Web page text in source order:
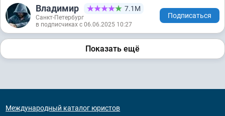
Владимир 7.1М
Санкт-Петербург
в подписчиках с 06.06.2025 10:27
Подписаться
Показать ещё
Международный каталог юристов